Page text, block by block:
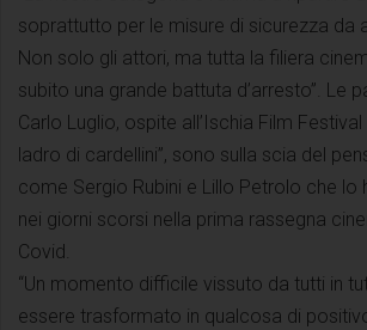
soprattutto per le misure di sicurezza da
Non solo gli attori, ma tutta la filiera
subito una grande battuta d’arresto”. Le
Carlo Luglio, ospite all’Ischia Film
ladro di cardellini”, sono sulla scia del
come Sergio Rubini e Lillo Petrolo che lo
nei giorni scorsi nella prima rassegna
Covid.
“Un momento difficile vissuto da tutti in
essere trasformato in qualcosa di